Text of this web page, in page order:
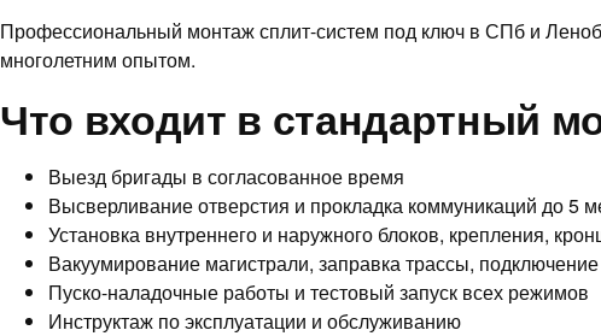
Профессиональный монтаж сплит-систем под ключ в СПб и
многолетним опытом.
Что входит в стандартный
Выезд бригады в согласованное время
Высверливание отверстия и прокладка коммуникаций до 5
Установка внутреннего и наружного блоков, крепления,
Вакуумирование магистрали, заправка трассы,
Пуско-наладочные работы и тестовый запуск всех режимов
Инструктаж по эксплуатации и обслуживанию